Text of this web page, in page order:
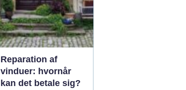
Reparation af
vinduer: hvornår
kan det betale sig?